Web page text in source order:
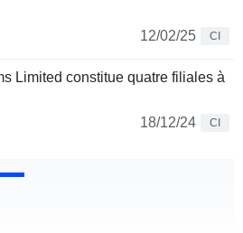
12/02/25
CI
Limited constitue quatre filiales à
18/12/24
CI